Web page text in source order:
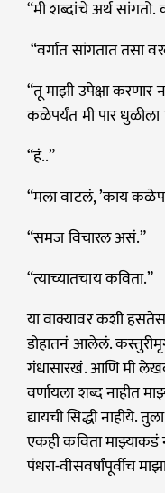
“मी शब्दांचे अर्थ
“वर्गात सांगतात तसा
“तू माझी उपेक्षा
कळेपर्यंत मी पार
“हं..”
“मला वाटलं, ’काय
“समज विचारल असं.”
“त्याच्यातचाय कविता.”
या वाक्यावर कशी
डोहातनं आलेलं.
गंधासारखं. आणि मी
वर्णायला शब्द नाहीत
द्यायची सिद्धी नाहीये.
एकही कविता माझ्याकडं
पंधरा-वीसवर्षांपूर्वीच